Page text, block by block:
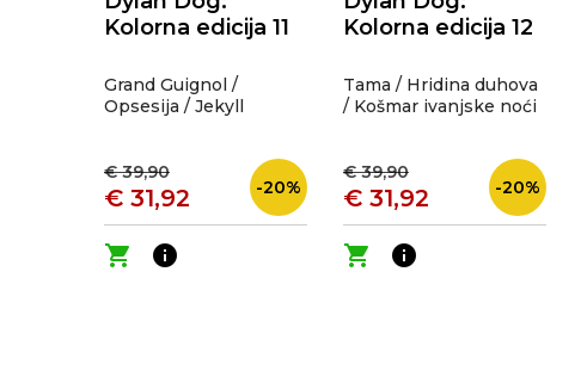
Kolorna edicija 11
Grand Guignol /
Opsesija / Jekyll
€ 39,90
€ 31,92 -20%
shopping_cart info
Kolorna edicija 12
Tama / Hridina duhova
/ Košmar ivanjske noći
€ 39,90
€ 31,92 -20%
shopping_cart info